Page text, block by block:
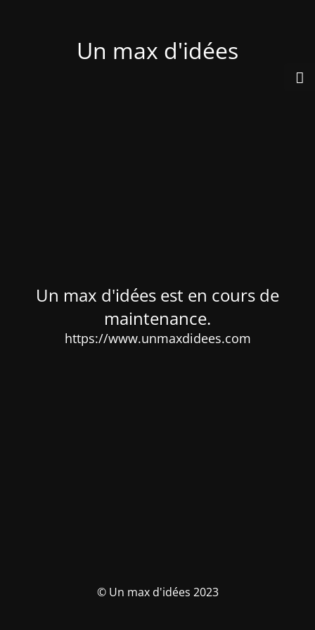
Un max d'idées
Un max d'idées est en cours de
maintenance.
https://www.unmaxdidees.com
© Un max d'idées 2023